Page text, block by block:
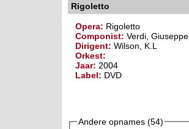
Rigoletto
Opera: Rigoletto
Componist: Verdi, Giuseppe
Dirigent: Wilson, K.L
Orkest:
Jaar: 2004
Label: DVD
Andere opnames (54)